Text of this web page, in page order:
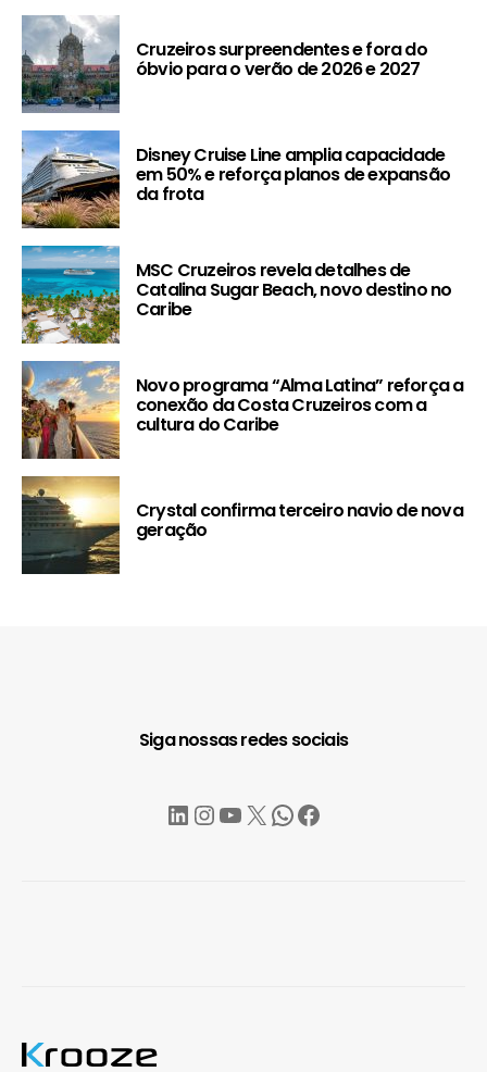
Cruzeiros surpreendentes e fora do
óbvio para o verão de 2026 e 2027
Disney Cruise Line amplia capacidade
em 50% e reforça planos de expansão
da frota
MSC Cruzeiros revela detalhes de
Catalina Sugar Beach, novo destino no
Caribe
Novo programa “Alma Latina” reforça a
conexão da Costa Cruzeiros com a
cultura do Caribe
Crystal confirma terceiro navio de nova
geração
Siga nossas redes sociais
LinkedIn
Instagram
YouTube
X WhatsApp
Facebook